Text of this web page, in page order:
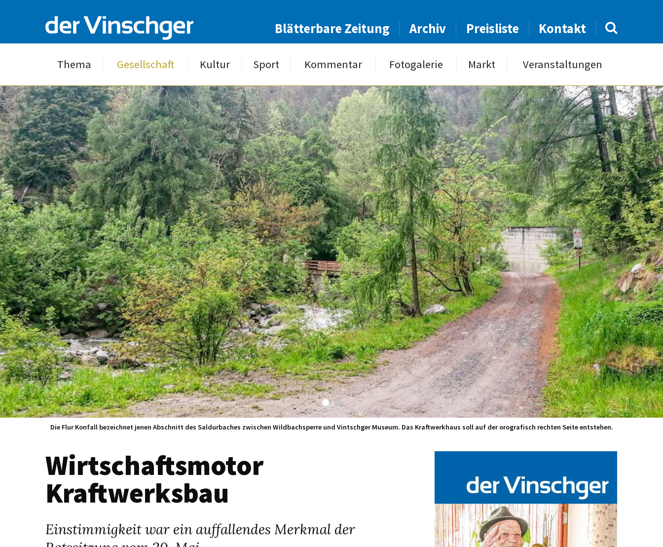
Blätterbare Zeitung Archiv Preisliste Kontakt
Thema Gesellschaft Kultur Sport Kommentar Fotogalerie Markt Veranstaltungen
Die Flur Konfall bezeichnet jenen Abschnitt des Saldurbaches zwischen Wildbachsperre und Vintschger Museum. Das Kraftwerkhaus soll auf der orografisch rechten Seite entstehen.
Wirtschaftsmotor
Kraftwerksbau
Einstimmigkeit war ein auffallendes Merkmal der